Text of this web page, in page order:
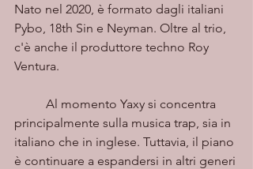
Nato nel 2020, è formato dagli italiani
Pybo, 18th Sin e Neyman. Oltre al trio,
c'è anche il produttore techno Roy
Ventura.
principalmente sulla musica trap, sia in
italiano che in inglese. Tuttavia, il piano
è continuare a espandersi in altri generi